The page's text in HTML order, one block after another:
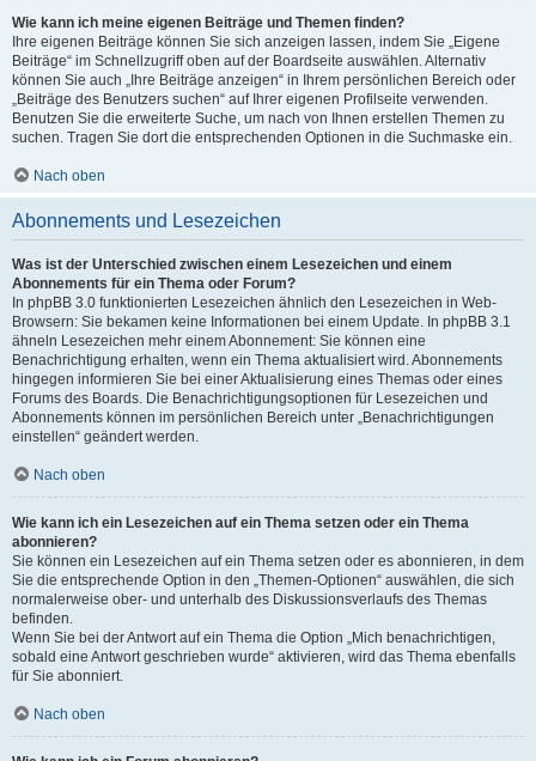
Wie kann ich meine eigenen Beiträge und Themen finden?
Ihre eigenen Beiträge können Sie sich anzeigen lassen, indem Sie „Eigene
Beiträge“ im Schnellzugriff oben auf der Boardseite auswählen. Alternativ
können Sie auch „Ihre Beiträge anzeigen“ in Ihrem persönlichen Bereich oder
„Beiträge des Benutzers suchen“ auf Ihrer eigenen Profilseite verwenden.
Benutzen Sie die erweiterte Suche, um nach von Ihnen erstellen Themen zu
suchen. Tragen Sie dort die entsprechenden Optionen in die Suchmaske ein.
Nach oben
Abonnements und Lesezeichen
Was ist der Unterschied zwischen einem Lesezeichen und einem
Abonnements für ein Thema oder Forum?
In phpBB 3.0 funktionierten Lesezeichen ähnlich den Lesezeichen in Web-
Browsern: Sie bekamen keine Informationen bei einem Update. In phpBB 3.1
ähneln Lesezeichen mehr einem Abonnement: Sie können eine
Benachrichtigung erhalten, wenn ein Thema aktualisiert wird. Abonnements
hingegen informieren Sie bei einer Aktualisierung eines Themas oder eines
Forums des Boards. Die Benachrichtigungsoptionen für Lesezeichen und
Abonnements können im persönlichen Bereich unter „Benachrichtigungen
einstellen“ geändert werden.
Nach oben
Wie kann ich ein Lesezeichen auf ein Thema setzen oder ein Thema
abonnieren?
Sie können ein Lesezeichen auf ein Thema setzen oder es abonnieren, in dem
Sie die entsprechende Option in den „Themen-Optionen“ auswählen, die sich
normalerweise ober- und unterhalb des Diskussionsverlaufs des Themas
befinden.
Wenn Sie bei der Antwort auf ein Thema die Option „Mich benachrichtigen,
sobald eine Antwort geschrieben wurde“ aktivieren, wird das Thema ebenfalls
für Sie abonniert.
Nach oben